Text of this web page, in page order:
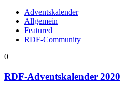
Adventskalender
Allgemein
Featured
RDF-Community
0
RDF-Adventskalender 2020